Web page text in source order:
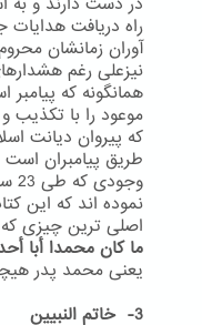
راه دریافت هدایات
آوران زمانشان
موعود را با تکذیب
که پیروان دیانت
طریق پیامبران است
نموده اند که این
اصلی ترین چیزی که موجب
ما کان محمدا أبا
یعنی محمد پدر
3- خاتم النبیین